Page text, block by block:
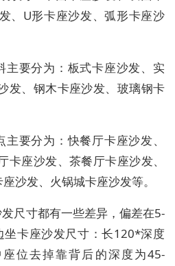
、U形卡座沙发、弧形卡座沙
主要分为：板式卡座沙发、实
发、钢木卡座沙发、玻璃钢卡
要分为：快餐厅卡座沙发、
卡座沙发、茶餐厅卡座沙发、
沙发、火锅城卡座沙发等。
尺寸都有一些差异，偏差在5-
坐卡座沙发尺寸：长120*深度
位去掉靠背后的深度为45-